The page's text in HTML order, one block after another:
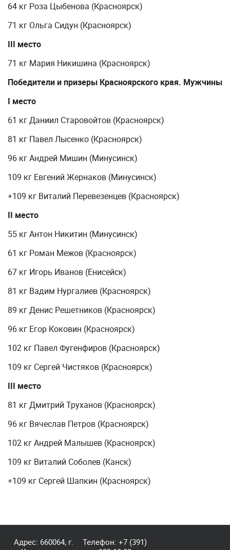
64 кг Роза Цыбенова (Красноярск)
71 кг Ольга Сидун (Красноярск)
III место
71 кг Мария Никишина (Красноярск)
Победители и призеры Красноярского края. Мужчины
I место
61 кг Даниил Старовойтов (Красноярск)
81 кг Павел Лысенко (Красноярск)
96 кг Андрей Мишин (Минусинск)
109 кг Евгений Жернаков (Минусинск)
+109 кг Виталий Перевезенцев (Красноярск)
II место
55 кг Антон Никитин (Минусинск)
61 кг Роман Межов (Красноярск)
67 кг Игорь Иванов (Енисейск)
81 кг Вадим Нургалиев (Красноярск)
89 кг Денис Решетников (Красноярск)
96 кг Егор Коковин (Красноярск)
102 кг Павел Фугенфиров (Красноярск)
109 кг Сергей Чистяков (Красноярск)
III место
81 кг Дмитрий Труханов (Красноярск)
96 кг Вячеслав Петров (Красноярск)
102 кг Андрей Малышев (Красноярск)
109 кг Виталий Соболев (Канск)
+109 кг Сергей Шапкин (Красноярск)
Адрес: 660064, г.
Телефон:+7 (391)